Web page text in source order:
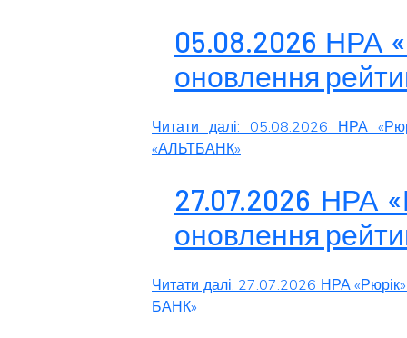
05.08.2026 НРА
оновлення
Читати далі: 05.08.2026 НРА
«АЛЬТБАНК»
27.07.2026 НРА
оновлення
Читати далі: 27.07.2026 НРА
БАНК»